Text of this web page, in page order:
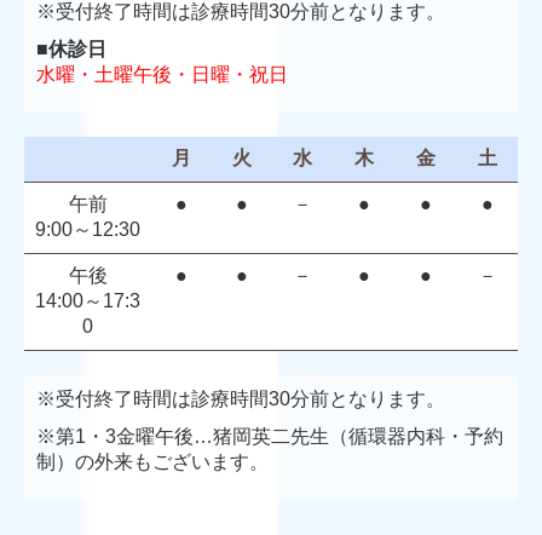
※受付終了時間は診療時間30分前となります。
■休診日
水曜・土曜午後・日曜・祝日
月 火 水 木 金 土
午前
9:00～12:30
● ● － ● ● ●
午後
14:00～17:3
0
● ● － ● ● －
※受付終了時間は診療時間30分前となります。
※第1・3金曜午後…猪岡英二先生（循環器内科・予約
制）の外来もございます。